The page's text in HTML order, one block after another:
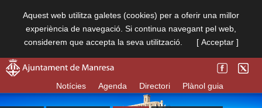
Aquest web utilitza galetes (cookies) per a oferir una millor
experiència de navegació. Si continua navegant pel web,
considerem que accepta la seva utilització.
[ Acceptar ]
Notícies Agenda Directori Plànol guia